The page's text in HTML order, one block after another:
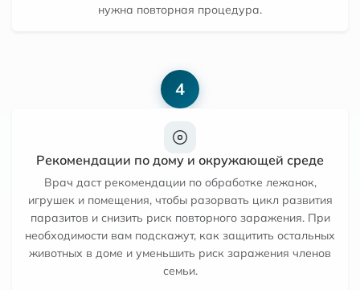
нужна повторная процедура.
4
Рекомендации по дому и окружающей среде
Врач даст рекомендации по обработке лежанок,
игрушек и помещения, чтобы разорвать цикл развития
паразитов и снизить риск повторного заражения. При
необходимости вам подскажут, как защитить остальных
животных в доме и уменьшить риск заражения членов
семьи.